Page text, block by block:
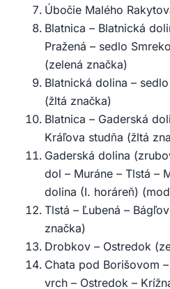
Úbočie Malého
Blatnica – Blatnická
Pražená – sedlo
(zelená značka)
Blatnická dolina –
(žltá značka)
Blatnica – Gaderská
Kráľova studňa (žltá
Gaderská dolina
dol – Muráne – Tlstá –
dolina (I. horáreň)
Tlstá – Ľubená –
značka)
Drobkov – Ostredok
Chata pod Borišovom
vrch – Ostredok –